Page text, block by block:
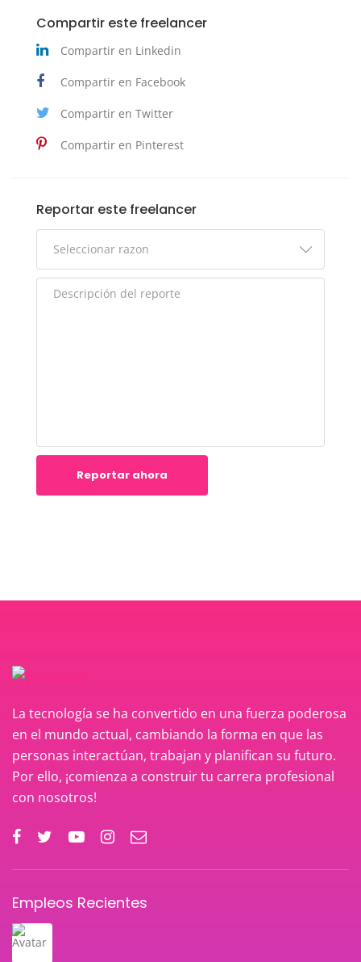
Compartir este freelancer
Compartir en Linkedin
Compartir en Facebook
Compartir en Twitter
Compartir en Pinterest
Reportar este freelancer
Reportar ahora
La tecnología se ha convertido en una fuerza poderosa
en el mundo actual, cambiando la forma en que las
personas interactúan, trabajan y planifican su futuro.
Por ello, ¡comienza a construir tu carrera profesional
con nosotros!
Empleos Recientes